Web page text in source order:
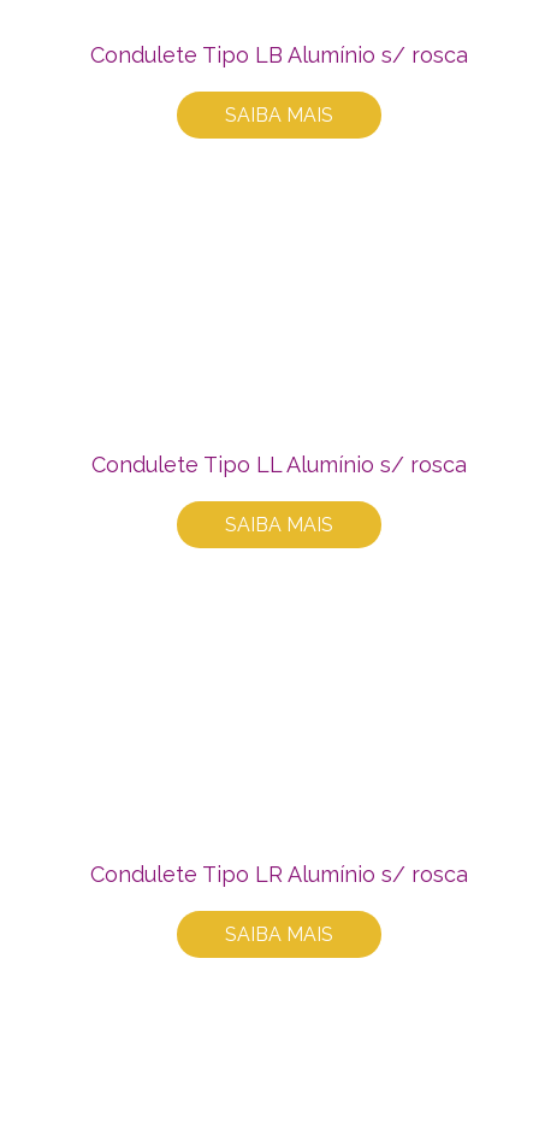
Condulete Tipo LB Alumínio s/ rosca
SAIBA MAIS
Condulete Tipo LL Alumínio s/ rosca
SAIBA MAIS
Condulete Tipo LR Alumínio s/ rosca
SAIBA MAIS